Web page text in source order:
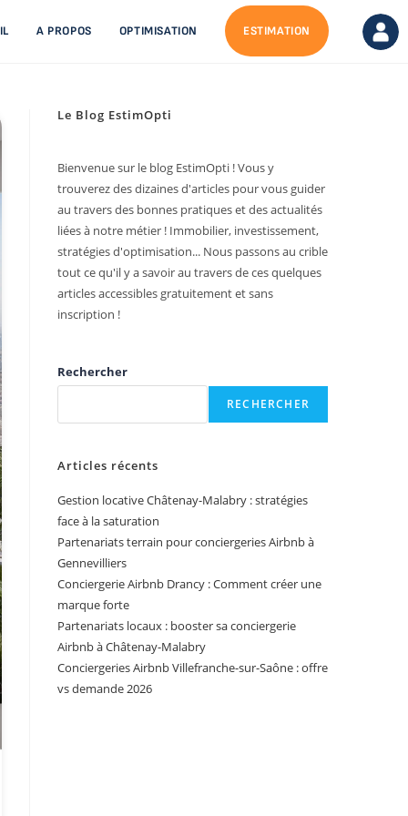
A PROPOS OPTIMISATION ESTIMATION
Le Blog EstimOpti
Bienvenue sur le blog EstimOpti ! Vous y
trouverez des dizaines d'articles pour vous guider
au travers des bonnes pratiques et des actualités
liées à notre métier ! Immobilier, investissement,
stratégies d'optimisation... Nous passons au crible
tout ce qu'il y a savoir au travers de ces quelques
articles accessibles gratuitement et sans
inscription !
Rechercher
RECHERCHER
Articles récents
Gestion locative Châtenay-Malabry : stratégies
face à la saturation
Partenariats terrain pour conciergeries Airbnb à
Gennevilliers
Conciergerie Airbnb Drancy : Comment créer une
marque forte
Partenariats locaux : booster sa conciergerie
Airbnb à Châtenay-Malabry
Conciergeries Airbnb Villefranche-sur-Saône : offre
vs demande 2026